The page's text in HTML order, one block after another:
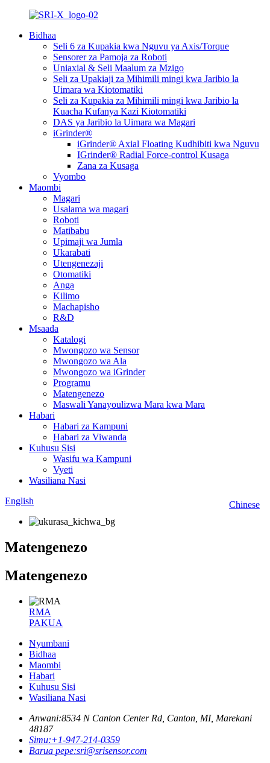
Bidhaa
Seli 6 za Kupakia kwa Nguvu ya Axis/Torque
Sensorer za Pamoja za Roboti
Uniaxial & Seli Maalum za Mzigo
Seli za Upakiaji za Mihimili mingi kwa Jaribio la
Uimara wa Kiotomatiki
Seli za Kupakia za Mihimili mingi kwa Jaribio la
Kuacha Kufanya Kazi Kiotomatiki
DAS ya Jaribio la Uimara wa Magari
iGrinder®
iGrinder® Axial Floating Kudhibiti kwa Nguvu
IGrinder® Radial Force-control Kusaga
Zana za Kusaga
Vyombo
Maombi
Magari
Usalama wa magari
Roboti
Matibabu
Upimaji wa Jumla
Ukarabati
Utengenezaji
Otomatiki
Anga
Kilimo
Machapisho
R&D
Msaada
Katalogi
Mwongozo wa Sensor
Mwongozo wa Ala
Mwongozo wa iGrinder
Programu
Matengenezo
Maswali Yanayoulizwa Mara kwa Mara
Habari
Habari za Kampuni
Habari za Viwanda
Kuhusu Sisi
Wasifu wa Kampuni
Vyeti
Wasiliana Nasi
Chinese
English
Matengenezo
Matengenezo
RMA
PAKUA
Nyumbani
Bidhaa
Maombi
Habari
Kuhusu Sisi
Wasiliana Nasi
Anwani:8534 N Canton Center Rd, Canton, MI, Marekani
48187
Simu:+1-947-214-0359
Barua pepe:sri@srisensor.com